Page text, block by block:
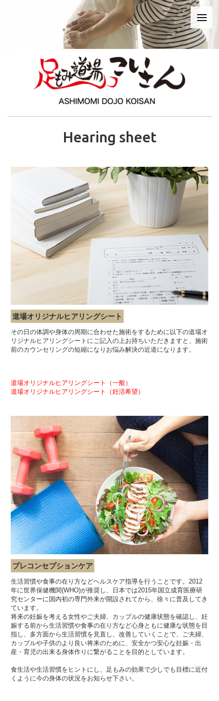
Hearing sheet
道場オリジナルヒアリングシート
その日の体調や身体の周期に合わせた施術をするために以下の道場オ
リジナルヒアリングシートにご記入の上お持ちいただきますと、施術
前のカウンセリングの短縮になりお悩み解決の近道になります。
道場オリジナルヒアリングシート（一般）
道場オリジナルヒアリングシート（妊活希望）
プレコンセプションケア
生活習慣や食事の在り方などヘルスケア指導を行うことです。2012
年に世界保健機関(WHO)が推奨し、日本では2015年国立成育医療研
究センターに国内初の専門外来が開設されてから、徐々に普及してき
ています。
将来の妊娠を考える女性やご夫婦、カップルの健康状態を確認し、妊
娠する前から生活習慣や食事の在り方など心身ともに健康な状態を目
指し、多方面から生活習慣を見直し、改善していくことで、ご夫婦、
カップルや子供のより良い将来のために、安全かつ安心な妊娠・出
産・育児の出来る身体作りに繋がることを目的としています。
食生活や生活習慣をヒントにし、足もみの効果で少しでも目標に近付
くように今の身体の状況をお知らせ下さい。